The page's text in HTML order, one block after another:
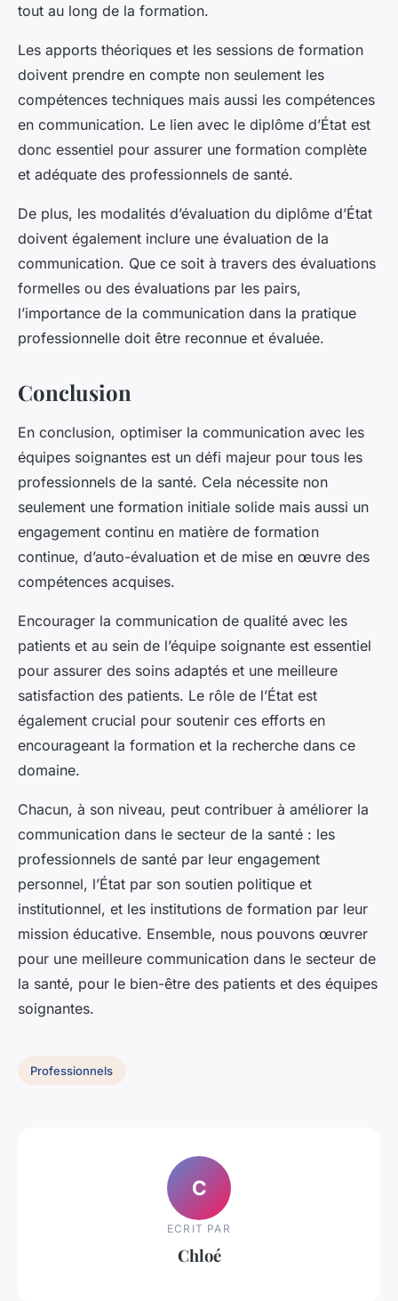
tout au long de la formation.
Les apports théoriques et les sessions de formation
doivent prendre en compte non seulement les
compétences techniques mais aussi les compétences
en communication. Le lien avec le diplôme d’État est
donc essentiel pour assurer une formation complète
et adéquate des professionnels de santé.
De plus, les modalités d’évaluation du diplôme d’État
doivent également inclure une évaluation de la
communication. Que ce soit à travers des évaluations
formelles ou des évaluations par les pairs,
l’importance de la communication dans la pratique
professionnelle doit être reconnue et évaluée.
Conclusion
En conclusion, optimiser la communication avec les
équipes soignantes est un défi majeur pour tous les
professionnels de la santé. Cela nécessite non
seulement une formation initiale solide mais aussi un
engagement continu en matière de formation
continue, d’auto-évaluation et de mise en œuvre des
compétences acquises.
Encourager la communication de qualité avec les
patients et au sein de l’équipe soignante est essentiel
pour assurer des soins adaptés et une meilleure
satisfaction des patients. Le rôle de l’État est
également crucial pour soutenir ces efforts en
encourageant la formation et la recherche dans ce
domaine.
Chacun, à son niveau, peut contribuer à améliorer la
communication dans le secteur de la santé : les
professionnels de santé par leur engagement
personnel, l’État par son soutien politique et
institutionnel, et les institutions de formation par leur
mission éducative. Ensemble, nous pouvons œuvrer
pour une meilleure communication dans le secteur de
la santé, pour le bien-être des patients et des équipes
soignantes.
Professionnels
C
ECRIT PAR
Chloé